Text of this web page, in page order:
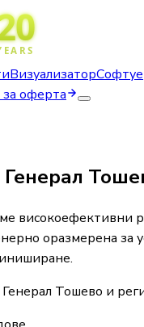
Визуализатор
оферта
високоефективни
оразмерена за
Генерал Тошево и